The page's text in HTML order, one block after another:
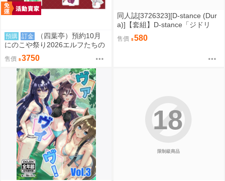
預購 訂金
（四葉亭）預約10月
にのこや祭り2026エルフたちの
宴 #主視覺圖 紀念展壓克力立牌
組 0829
售價 3750
同人誌[3726323][D-stance (Dur
a)]【套組】D-stance「ジドリ
ナ」セット (原創)
售價 580
限制級商品
18